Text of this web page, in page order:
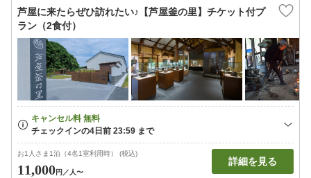
芦屋に来たらぜひ訪れたい♪【芦屋釜の里】チケット付プ
ラン（2食付）
お1人さま1泊（4名1室利用時） (税込)
11,000円 ／人〜
詳細を見る